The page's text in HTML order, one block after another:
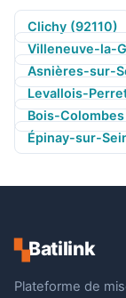
Clichy (92110)
Villeneuve-la-
Asnières-sur-
Levallois-
Bois-
Épinay-sur-
▚Batilink
Plateforme de